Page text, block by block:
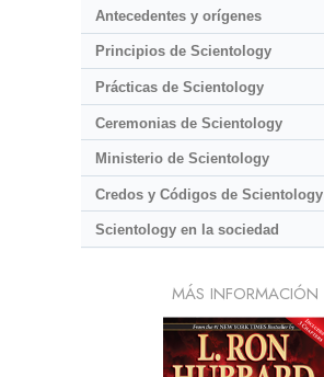
Antecedentes y orígenes
Principios de Scientology
Prácticas de Scientology
Ceremonias de Scientology
Ministerio de Scientology
Credos y Códigos de Scientology
Scientology en la sociedad
MÁS INFORMACIÓN